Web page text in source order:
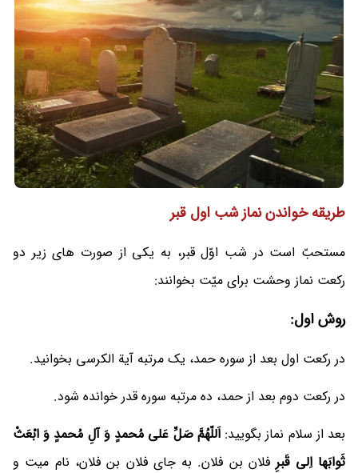
طریقه خواندن نماز شب اول قبر
مستحبّ است در شب اوّل قبر، به یکی از صورت های زیر دو
رکعت نماز وحشت برای میّت بخوانند:
روش اول:
در رکعت اول بعد از سوره حمد، یک مرتبه آیة الکرسی بخوانید.
در رکعت دوم بعد از حمد، ده مرتبه سوره قدر خوانده شود.
بعد از سلام نماز بگویید: اَللّهُمَّ صَلِّ عَلی مُحمدٍ وَ آلِ مُحمدٍ وَ ابْعَثْ
ثَوابَها اِلی قَبرِ فلان بن فلان. به جای فلان بن فلان، نام میت و